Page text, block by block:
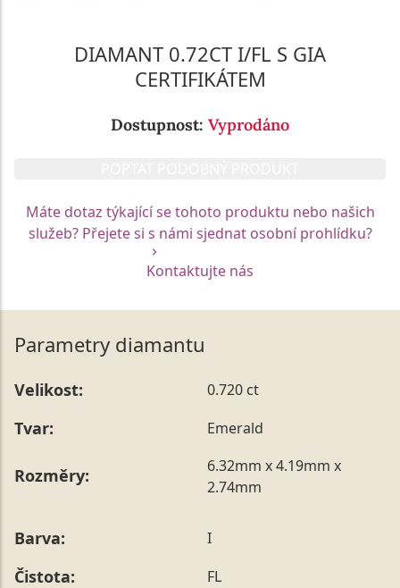
DIAMANT 0.72CT I/FL S GIA
CERTIFIKÁTEM
Dostupnost: Vyprodáno
Máte dotaz týkající se tohoto produktu nebo našich
služeb? Přejete si s námi sjednat osobní prohlídku?
Kontaktujte nás
Parametry diamantu
Velikost: 0.720 ct
Tvar: Emerald
Rozměry:
6.32mm x 4.19mm x
2.74mm
Barva: I
Čistota: FL